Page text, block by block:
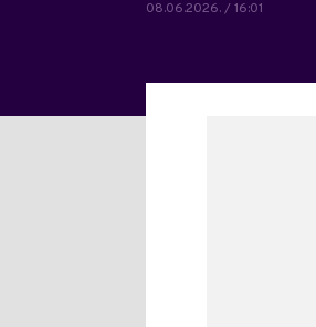
08.06.2026. / 16:01